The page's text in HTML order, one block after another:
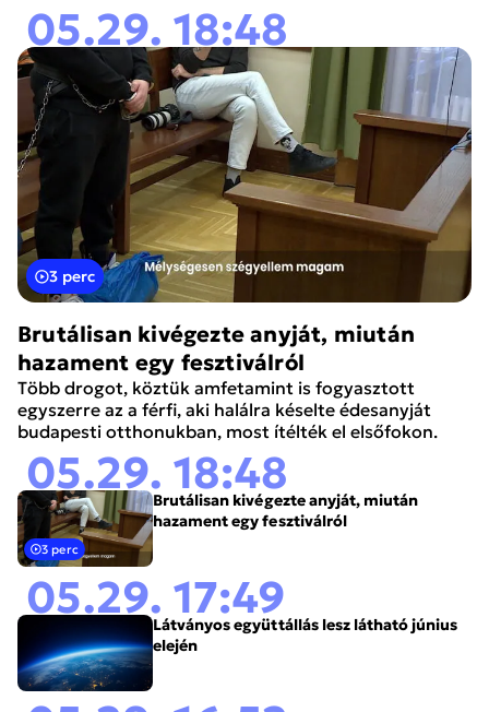
05.29. 18:48
3 perc
Brutálisan kivégezte anyját, miután
hazament egy fesztiválról
Több drogot, köztük amfetamint is fogyasztott
egyszerre az a férfi, aki halálra késelte édesanyját
budapesti otthonukban, most ítélték el elsőfokon.
05.29. 18:48
3 perc
Brutálisan kivégezte anyját, miután
hazament egy fesztiválról
05.29. 17:49Látványos együttállás lesz látható június
elején